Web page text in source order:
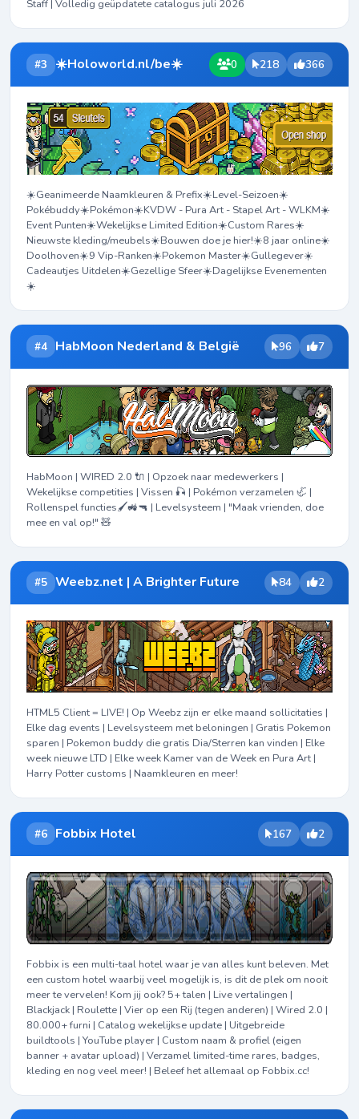
Staff | Volledig geüpdatete catalogus juli 2026
#3 ☀️Holoworld.nl/be☀️ 0 218 366
☀️Geanimeerde Naamkleuren & Prefix☀️Level-Seizoen☀️
Pokébuddy☀️Pokémon☀️KVDW - Pura Art - Stapel Art - WLKM☀️
Event Punten☀️Wekelijkse Limited Edition☀️Custom Rares☀️
Nieuwste kleding/meubels☀️Bouwen doe je hier!☀️8 jaar online☀️
Doolhoven☀️9 Vip-Ranken☀️Pokemon Master☀️Gullegever☀️
Cadeautjes Uitdelen☀️Gezellige Sfeer☀️Dagelijkse Evenementen
☀️
#4 HabMoon Nederland & België 96 7
HabMoon | WIRED 2.0 🔌 | Opzoek naar medewerkers |
Wekelijkse competities | Vissen 🎣 | Pokémon verzamelen 🦏 |
Rollenspel functies🖌️🚜🔫 | Levelsysteem | "Maak vrienden, doe
mee en val op!" 🧸
#5 Weebz.net | A Brighter Future 84 2
HTML5 Client = LIVE! | Op Weebz zijn er elke maand sollicitaties |
Elke dag events | Levelsysteem met beloningen | Gratis Pokemon
sparen | Pokemon buddy die gratis Dia/Sterren kan vinden | Elke
week nieuwe LTD | Elke week Kamer van de Week en Pura Art |
Harry Potter customs | Naamkleuren en meer!
#6 Fobbix Hotel 167 2
Fobbix is een multi-taal hotel waar je van alles kunt beleven. Met
een custom hotel waarbij veel mogelijk is, is dit de plek om nooit
meer te vervelen! Kom jij ook? 5+ talen | Live vertalingen |
Blackjack | Roulette | Vier op een Rij (tegen anderen) | Wired 2.0 |
80.000+ furni | Catalog wekelijkse update | Uitgebreide
buildtools | YouTube player | Custom naam & profiel (eigen
banner + avatar upload) | Verzamel limited-time rares, badges,
kleding en nog veel meer! | Beleef het allemaal op Fobbix.cc!